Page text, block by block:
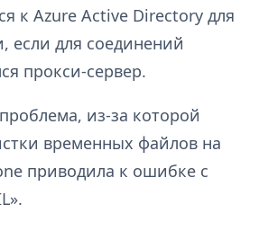
к Azure Active Directory для
если для соединений
прокси-сервер.
из-за которой
временных файлов на
приводила к ошибке с